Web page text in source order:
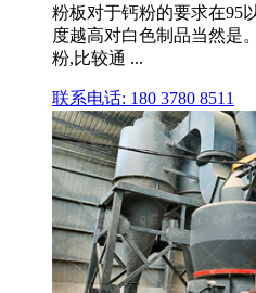
粉板对于钙粉的要求在95
度越高对白色制品当然是
粉,比较通 ...
联系电话: 180 3780 8511